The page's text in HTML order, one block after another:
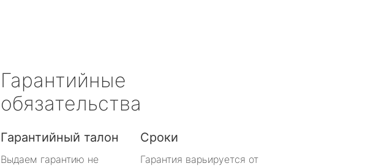
Гарантийные
обязательства
Гарантийный талон
Выдаем гарантию не
Сроки
Гарантия варьируется от